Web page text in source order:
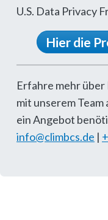
U.S. Data Privacy
Hier die
Erfahre mehr
mit unserem Team
ein Angebot
info@climbcs.de |